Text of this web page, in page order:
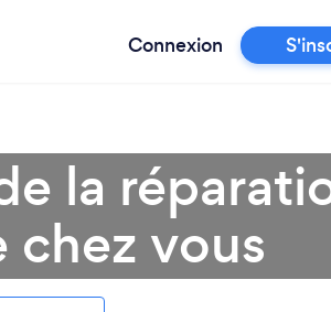
Connexion
la
chez vous